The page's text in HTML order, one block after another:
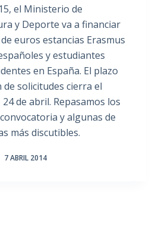
el Ministerio de
y Deporte va a financiar
euros estancias Erasmus
y estudiantes
en España. El plazo
solicitudes cierra el
de abril. Repasamos los
y algunas de
más discutibles.
7 ABRIL 2014